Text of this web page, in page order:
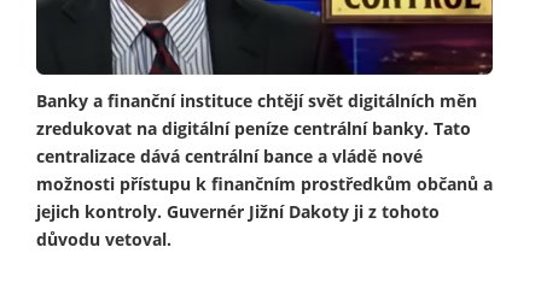
Banky a finanční instituce chtějí svět digitálních měn
zredukovat na digitální peníze centrální banky. Tato
centralizace dává centrální bance a vládě nové
možnosti přístupu k finančním prostředkům občanů a
jejich kontroly. Guvernér Jižní Dakoty ji z tohoto
důvodu vetoval.